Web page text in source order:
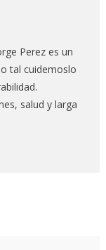
Perez es un
tal cuidemoslo
salud y larga